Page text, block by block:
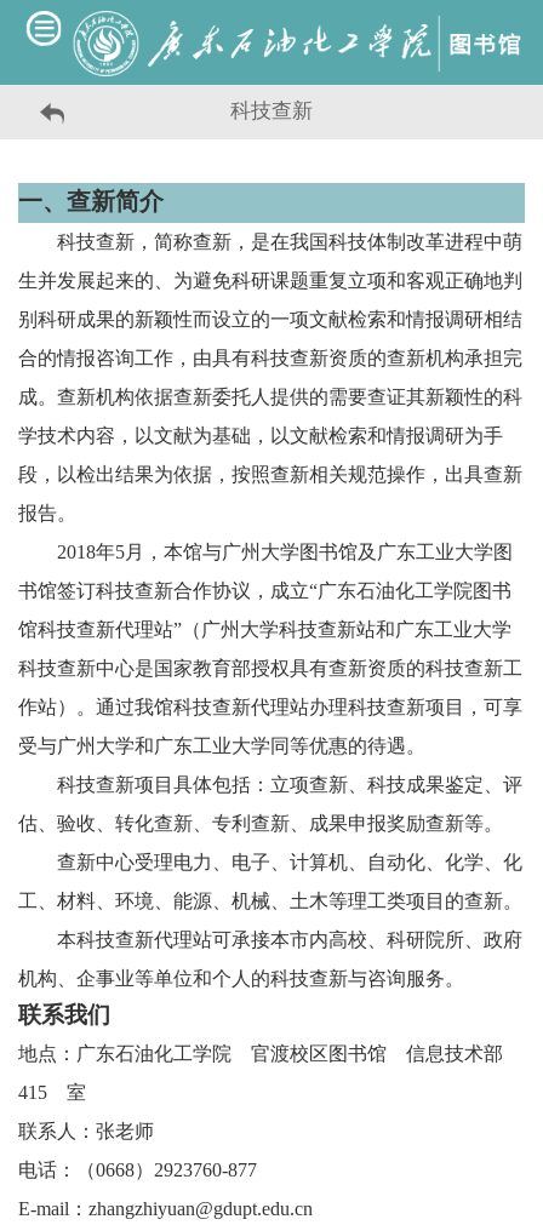
科技查新
一、查新简介
科技查新，简称查新，是在我国科技体制改革进程中萌
生并发展起来的、为避免科研课题重复立项和客观正确地判
别科研成果的新颖性而设立的一项文献检索和情报调研相结
合的情报咨询工作，由具有科技查新资质的查新机构承担完
成。查新机构依据查新委托人提供的需要查证其新颖性的科
学技术内容，以文献为基础，以文献检索和情报调研为手
段，以检出结果为依据，按照查新相关规范操作，出具查新
报告。
2018年5月，本馆与广州大学图书馆及广东工业大学图
书馆签订科技查新合作协议，成立“广东石油化工学院图书
馆科技查新代理站” （广州大学科技查新站和广东工业大学
科技查新中心是国家教育部授权具有查新资质的科技查新工
作站）。通过我馆科技查新代理站办理科技查新项目，可享
受与广州大学和广东工业大学同等优惠的待遇。
科技查新项目具体包括：立项查新、科技成果鉴定、评
估、验收、转化查新、专利查新、成果申报奖励查新等。
查新中心受理电力、电子、计算机、自动化、化学、化
工、材料、环境、能源、机械、土木等理工类项目的查新。
本科技查新代理站可承接本市内高校、科研院所、政府
机构、企事业等单位和个人的科技查新与咨询服务。
联系我们
地点：广东石油化工学院 官渡校区图书馆 信息技术部
415 室
联系人：张老师
电话：（0668） 2923760-877
E-mail ： zhangzhiyuan@gdupt.edu.cn